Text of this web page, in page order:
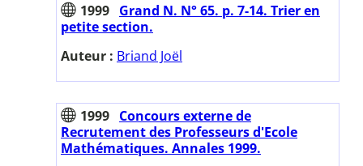
1999 Grand N. N° 65. p. 7-14. Trier en
petite section.
Auteur : Briand Joël
1999 Concours externe de
Recrutement des Professeurs d'Ecole
Mathématiques. Annales 1999.